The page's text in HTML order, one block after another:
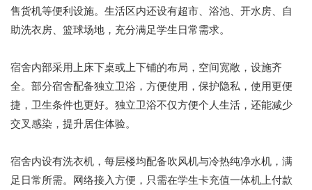
售货机等便利设施。生活区内还设有超市、浴池、开水房、自
助洗衣房、篮球场地，充分满足学生日常需求。
宿舍内部采用上床下桌或上下铺的布局，空间宽敞，设施齐
全。部分宿舍配备独立卫浴，方便使用，保护隐私，使用更便
捷，卫生条件也更好。独立卫浴不仅方便个人生活，还能减少
交叉感染，提升居住体验。
宿舍内设有洗衣机，每层楼均配备吹风机与冷热纯净水机，满
足日常所需。网络接入方便，只需在学生卡充值一体机上付款